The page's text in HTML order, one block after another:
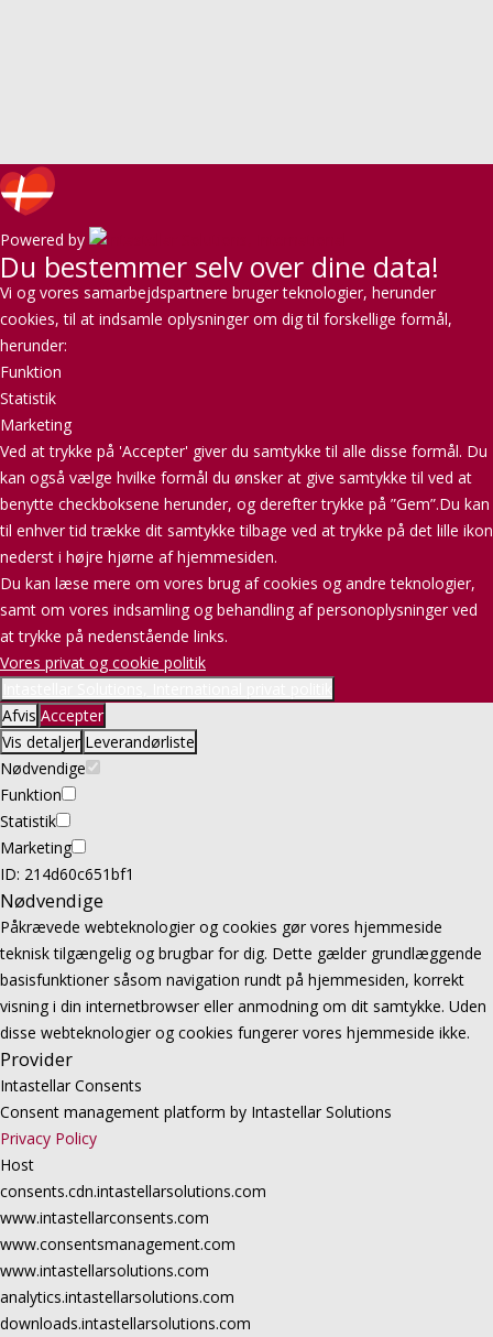
Powered by
Du bestemmer selv over dine data!
Vi og vores samarbejdspartnere bruger teknologier, herunder
cookies, til at indsamle oplysninger om dig til forskellige formål,
herunder:
Funktion
Statistik
Marketing
Ved at trykke på 'Accepter' giver du samtykke til alle disse formål. Du
kan også vælge hvilke formål du ønsker at give samtykke til ved at
benytte checkboksene herunder, og derefter trykke på ”Gem”.Du kan
til enhver tid trække dit samtykke tilbage ved at trykke på det lille ikon
nederst i højre hjørne af hjemmesiden.
Du kan læse mere om vores brug af cookies og andre teknologier,
samt om vores indsamling og behandling af personoplysninger ved
at trykke på nedenstående links.
Vores privat og cookie politik
Afvis Accepter
Vis detaljer Leverandørliste
Nødvendige
Funktion
Statistik
Marketing
ID: 214d60c651bf1
Nødvendige
Påkrævede webteknologier og cookies gør vores hjemmeside
teknisk tilgængelig og brugbar for dig. Dette gælder grundlæggende
basisfunktioner såsom navigation rundt på hjemmesiden, korrekt
visning i din internetbrowser eller anmodning om dit samtykke. Uden
disse webteknologier og cookies fungerer vores hjemmeside ikke.
Provider
Intastellar Consents
Consent management platform by Intastellar Solutions
Privacy Policy
Host
consents.cdn.intastellarsolutions.com
www.intastellarconsents.com
www.consentsmanagement.com
www.intastellarsolutions.com
analytics.intastellarsolutions.com
downloads.intastellarsolutions.com